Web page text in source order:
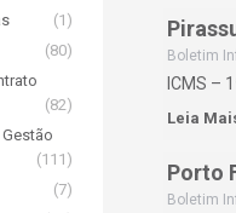
Boletim
ICMS –
Leia
Porto
Boletim
(1)
(80)
(82)
Gestão
(111)
(7)